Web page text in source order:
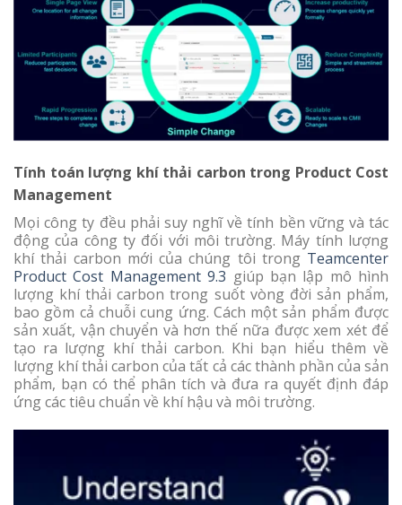
Tính toán lượng khí thải carbon trong Product Cost
Management
Mọi công ty đều phải suy nghĩ về tính bền vững và tác
động của công ty đối với môi trường. Máy tính lượng
khí thải carbon mới của chúng tôi trong Teamcenter
Product Cost Management 9.3 giúp bạn lập mô hình
lượng khí thải carbon trong suốt vòng đời sản phẩm,
bao gồm cả chuỗi cung ứng. Cách một sản phẩm được
sản xuất, vận chuyển và hơn thế nữa được xem xét để
tạo ra lượng khí thải carbon. Khi bạn hiểu thêm về
lượng khí thải carbon của tất cả các thành phần của sản
phẩm, bạn có thể phân tích và đưa ra quyết định đáp
ứng các tiêu chuẩn về khí hậu và môi trường.